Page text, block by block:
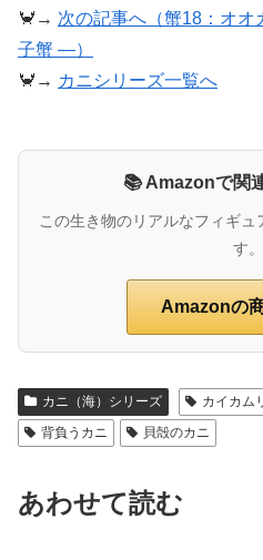
🦀→ 次の記事へ（蟹18：オ
子蟹 ―）
🦀→ カニシリーズ一覧へ
📚 Amazonで関
この生き物のリアルなフィギ
す。
Amazonの
カニ（海）シリーズ カイカム
背負うカニ
貝殻のカニ
あわせて読む